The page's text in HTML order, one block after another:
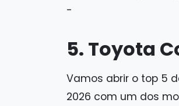
-
5. Toyota
Vamos abrir o top 5
2026 com um dos